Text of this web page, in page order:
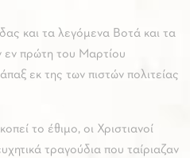
και τα λεγόμενα Βοτά και τα
εν πρώτη του Μαρτίου
εκ της των πιστών πολιτείας
το έθιμο, οι Χριστιανοί
τραγούδια που ταίριαζαν